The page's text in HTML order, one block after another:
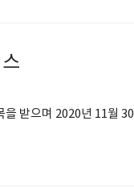
을 받으며 2020년 11월 30